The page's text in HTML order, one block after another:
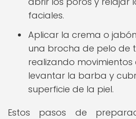
faciales.
Aplicar la crema o
una brocha de pelo de
realizando
levantar la barba y
superficie de la piel.
Estos pasos de